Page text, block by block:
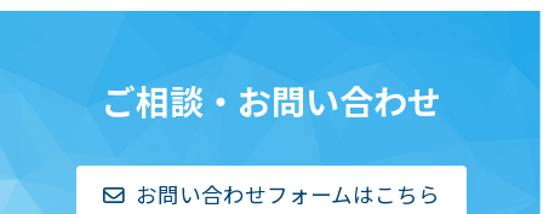
ご相談・お問い合わせ
お問い合わせフォームはこちら